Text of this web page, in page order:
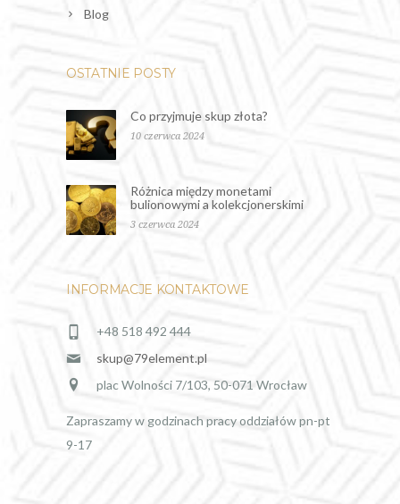
Blog
OSTATNIE POSTY
Co przyjmuje skup złota?
10 czerwca 2024
Różnica między monetami
bulionowymi a kolekcjonerskimi
3 czerwca 2024
INFORMACJE KONTAKTOWE
+48 518 492 444
skup@79element.pl
plac Wolności 7/103, 50-071 Wrocław
Zapraszamy w godzinach pracy oddziałów pn-pt
9-17